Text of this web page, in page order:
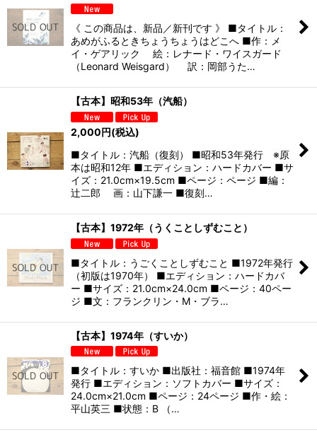
《 この商品は、新品／新刊です 》 ■タイトル：
あめがふるときちょうちょうはどこへ ■作：メ
イ・ゲアリック 絵：レナード・ワイスガード
（Leonard Weisgard） 訳：岡部うた…
【古本】昭和53年（汽船）
2,000円(税込)
■タイトル：汽船（復刻） ■昭和53年発行 ※原
本は昭和12年 ■エディション：ハードカバー ■サ
イズ：21.0cm×19.5cm ■ページ：ページ ■編：
辻二郎 画：山下謙一 ■復刻…
【古本】1972年（うくことしずむこと）
■タイトル：うごくことしずむこと ■1972年発行
（初版は1970年） ■エディション：ハードカバ
ー ■サイズ：21.0cm×24.0cm ■ページ：40ペー
ジ ■文：フランクリン・M・ブラ…
【古本】1974年（すいか）
■タイトル：すいか ■出版社：福音館 ■1974年
発行 ■エディション：ソフトカバー ■サイズ：
24.0cm×21.0cm ■ページ：24ページ ■作・絵：
平山英三 ■状態：B （…